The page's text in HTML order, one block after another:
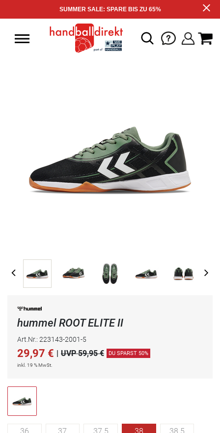
SUMMER SALE: SPARE BIS ZU 65%
hummel ROOT ELITE II
Art.Nr.: 223143-2001-5
29,97 € | UVP 59,95 € DU SPARST 50%
inkl. 19 % MwSt.